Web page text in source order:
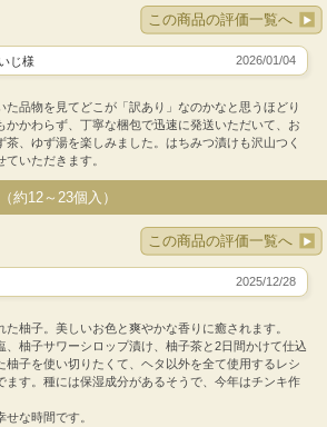
この商品の評価一覧へ
じ様 2026/01/04
た品物を見てどこが「訳あり」なのかなと思うほどり
かかわらず、丁寧な梱包で迅速に発送いただいて、お
、ゆず湯を楽しみました。はちみつ漬けも沢山つく
いただきます。
約12～23個入）
この商品の評価一覧へ
2025/12/28
柚子。美しいお色と爽やかな香りに癒されます。
、柚子サワーシロップ漬け、柚子茶と2日間かけて仕込
柚子を使い切りたくて、ヘタ以外を全て使用するレシ
ます。種には保湿成分があるそうで、今年はチンキ作
な時間です。